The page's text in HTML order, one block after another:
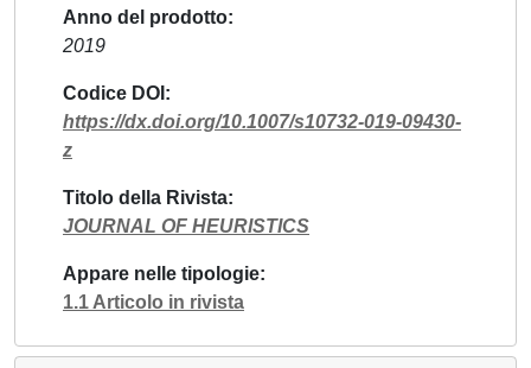
Anno del prodotto
2019
Codice DOI
https://dx.doi.org/10.1007/s10732-019-09430-
z
Titolo della Rivista
JOURNAL OF HEURISTICS
Appare nelle tipologie
1.1 Articolo in rivista